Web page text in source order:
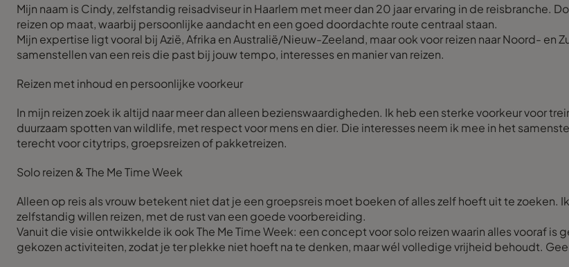
Mijn naam is Cindy, zelfstandig reisadviseur in Haarlem met meer dan 20 jaar ervaring in de reisbranche.
reizen op maat, waarbij persoonlijke aandacht en een goed doordachte route centraal staan.
Mijn expertise ligt vooral bij Azië, Afrika en Australië/Nieuw-Zeeland, maar ook voor reizen naar Noord-
samenstellen van een reis die past bij jouw tempo, interesses en manier van reizen.
Reizen met inhoud en persoonlijke voorkeur
In mijn reizen zoek ik altijd naar meer dan alleen bezienswaardigheden. Ik heb een sterke voorkeur voor
duurzaam spotten van wildlife, met respect voor mens en dier. Die interesses neem ik mee in het
terecht voor citytrips, groepsreizen of pakketreizen.
Solo reizen & The Me Time Week
Alleen op reis als vrouw betekent niet dat je een groepsreis moet boeken of alles zelf hoeft uit te zoeken.
zelfstandig willen reizen, met de rust van een goede voorbereiding.
Vanuit die visie ontwikkelde ik ook The Me Time Week: een concept voor solo reizen waarin alles vooraf
gekozen activiteiten, zodat je ter plekke niet hoeft na te denken, maar wél volledige vrijheid behoudt.